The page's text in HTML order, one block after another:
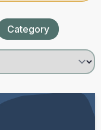
Category